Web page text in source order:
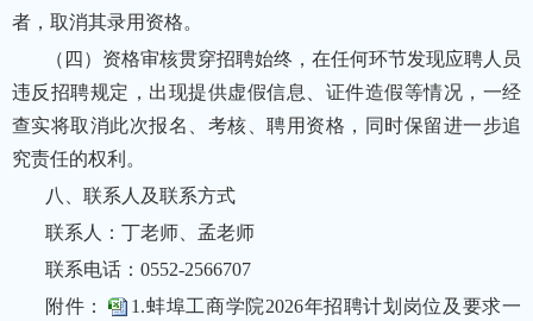
者，取消其录用资格。
（四）资格审核贯穿招聘始终，在任何环节发现应聘人员
违反招聘规定，出现提供虚假信息、证件造假等情况，一经
查实将取消此次报名、考核、聘用资格，同时保留进一步追
究责任的权利。
八、联系人及联系方式
联系人：丁老师、孟老师
联系电话：0552-2566707
附件：
1.蚌埠工商学院2026年招聘计划岗位及要求一